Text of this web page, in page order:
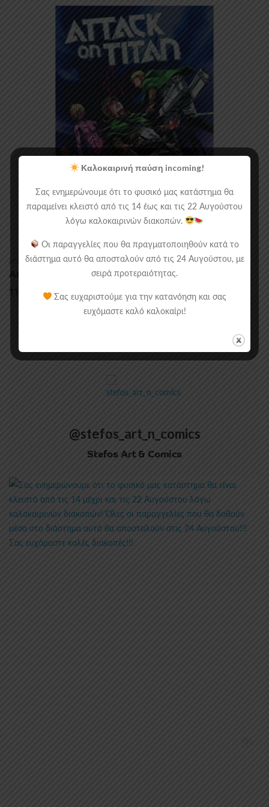
ATTACK ON TITAN ,MANGA,MANGA/COMICS
Attack On Titan Vol. 6
11.90
@stefos_art_n_comics
Stefos Art & Comics
Καλοκαιρινή παύση incoming!
Σας ενημερώνουμε ότι το φυσικό μας κατάστημα θα
παραμείνει κλειστό από τις 14 έως και τις 22 Αυγούστου
λόγω καλοκαιρινών διακοπών.
Οι παραγγελίες που θα πραγματοποιηθούν κατά το
διάστημα αυτό θα αποσταλούν από τις 24 Αυγούστου, με
σειρά προτεραιότητας.
Σας ευχαριστούμε για την κατανόηση και σας
ευχόμαστε καλό καλοκαίρι!